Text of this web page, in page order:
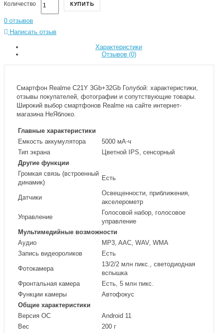
Количество КУПИТЬ
0 отзывов
Написать отзыв
Характеристики
Отзывов (0)
Смартфон Realme C21Y 3Gb+32Gb Голубой: характеристики,
отзывы покупателей, фотографии и сопутствующие товары.
Широкий выбор смартфонов Realme на сайте интернет-
магазина НеЯблоко.
Главные характеристики
Емкость аккумулятора
5000 мА⋅ч
Тип экрана
Цветной IPS, сенсорный
Другие функции
Громкая связь (встроенный
динамик)
Есть
Датчики
Освещенности, приближения,
акселерометр
Управление
Голосовой набор, голосовое
управление
Мультимедийные возможности
Аудио
MP3, AAC, WAV, WMA
Запись видеороликов
Есть
Фотокамера
13/2/2 млн пикс., светодиодная
вспышка
Фронтальная камера
Есть, 5 млн пикс.
Функции камеры
Автофокус
Общие характеристики
Версия ОС
Android 11
Вес
200 г